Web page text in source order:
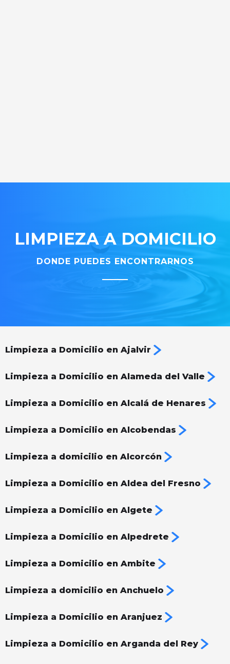
LIMPIEZA A DOMICILIO
DONDE PUEDES ENCONTRARNOS
Limpieza a Domicilio en Ajalvir
Limpieza a Domicilio en Alameda del Valle
Limpieza a Domicilio en Alcalá de Henares
Limpieza a Domicilio en Alcobendas
Limpieza a domicilio en Alcorcón
Limpieza a Domicilio en Aldea del Fresno
Limpieza a Domicilio en Algete
Limpieza a Domicilio en Alpedrete
Limpieza a Domicilio en Ambite
Limpieza a domicilio en Anchuelo
Limpieza a Domicilio en Aranjuez
Limpieza a Domicilio en Arganda del Rey